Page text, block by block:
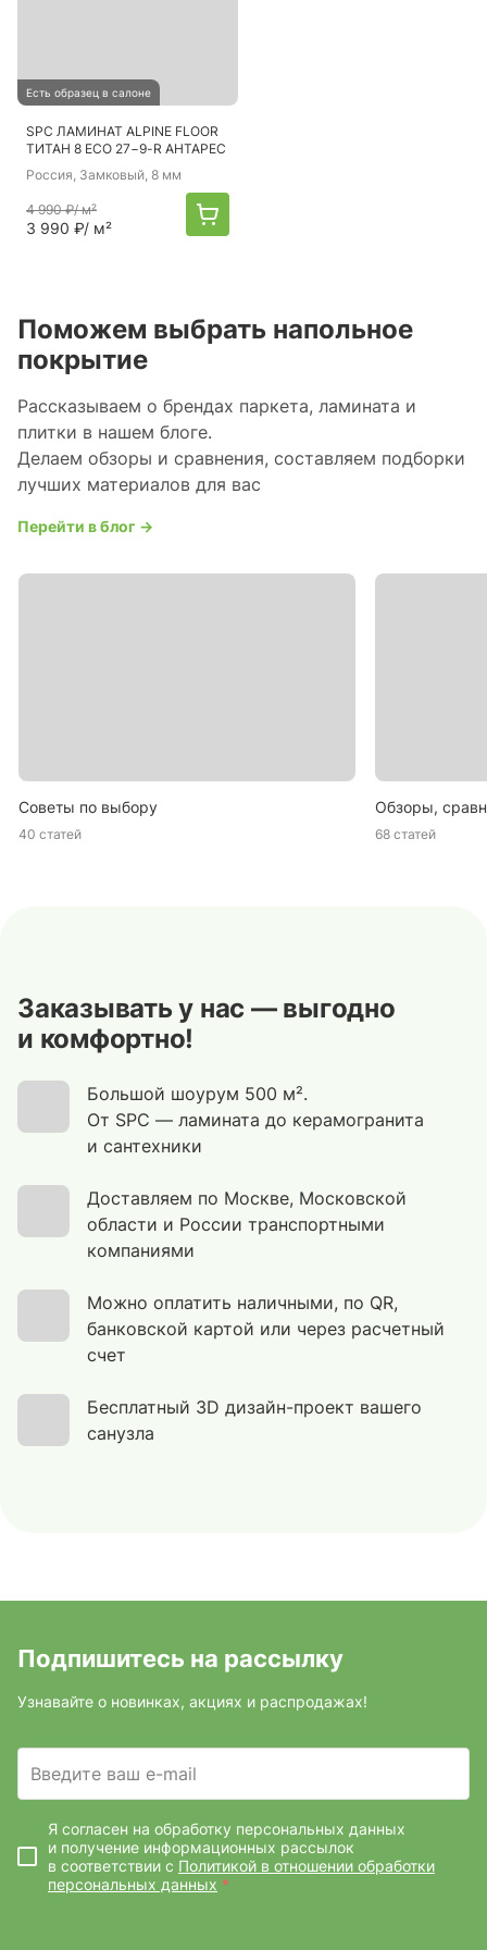
Есть образец в салоне
SPC ЛАМИНАТ ALPINE FLOOR
ТИТАН 8 ECO 27−9-R АНТАРЕС
Россия, Замковый, 8 мм
4 990 ₽/ м²
3 990 ₽/ м²
Поможем выбрать напольное
покрытие
Рассказываем о брендах паркета, ламината и
плитки в нашем блоге.
Делаем обзоры и сравнения, составляем подборки
лучших материалов для вас
Перейти в блог →
Советы по выбору
40 статей
Обзоры,
68 статей
Заказывать у нас — выгодно
и комфортно!
Большой шоурум 500 м².
От SPC — ламината до керамогранита
и сантехники
Доставляем по Москве, Московской
области и России транспортными
компаниями
Можно оплатить наличными, по QR,
банковской картой или через расчетный
счет
Бесплатный 3D дизайн-проект вашего
санузла
Подпишитесь на рассылку
Узнавайте о новинках, акциях и распродажах!
Введите ваш e-mail
Я согласен на обработку персональных данных
и получение информационных рассылок
в соответствии с Политикой в отношении обработки
персональных данных *